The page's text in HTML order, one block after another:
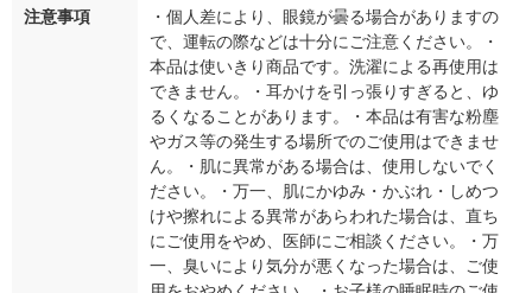
注意事項
・個人差により、眼鏡が曇る場合がありますの
で、運転の際などは十分にご注意ください。・
本品は使いきり商品です。洗濯による再使用は
できません。・耳かけを引っ張りすぎると、ゆ
るくなることがあります。・本品は有害な粉塵
やガス等の発生する場所でのご使用はできませ
ん。・肌に異常がある場合は、使用しないでく
ださい。・万一、肌にかゆみ・かぶれ・しめつ
けや擦れによる異常があらわれた場合は、直ち
にご使用をやめ、医師にご相談ください。・万
一、臭いにより気分が悪くなった場合は、ご使